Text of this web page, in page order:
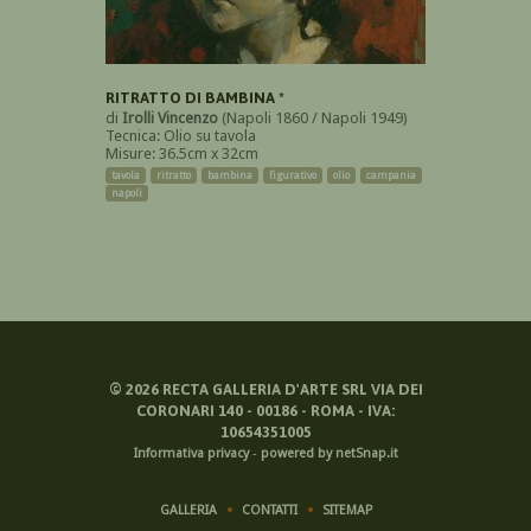
RITRATTO DI BAMBINA *
di Irolli Vincenzo (Napoli 1860 / Napoli 1949)
Tecnica: Olio su tavola
Misure: 36.5cm x 32cm
tavola ritratto bambina figurativo olio
campania
napoli
© 2026RECTA GALLERIA D'ARTE SRL VIA DEI
CORONARI 140 - 00186 - ROMA - IVA:
10654351005
Informativa privacy- powered by netSnap.it
GALLERIA CONTATTI SITEMAP